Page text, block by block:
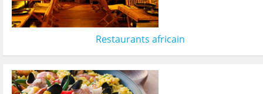
Restaurants africain